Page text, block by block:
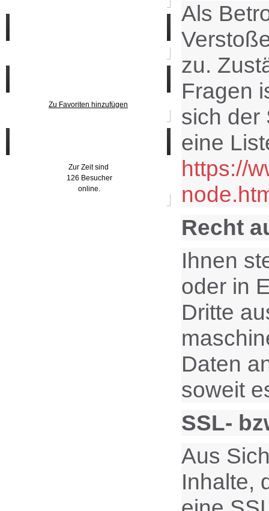
Zu Favoriten hinzufügen
Zur Zeit sind
126 Besucher
online.
Als
zu.
Fragen
sich der
eine
https://
Recht
Ihnen
oder in
Dritte
Daten
soweit
SSL-
Aus
Inhalte,